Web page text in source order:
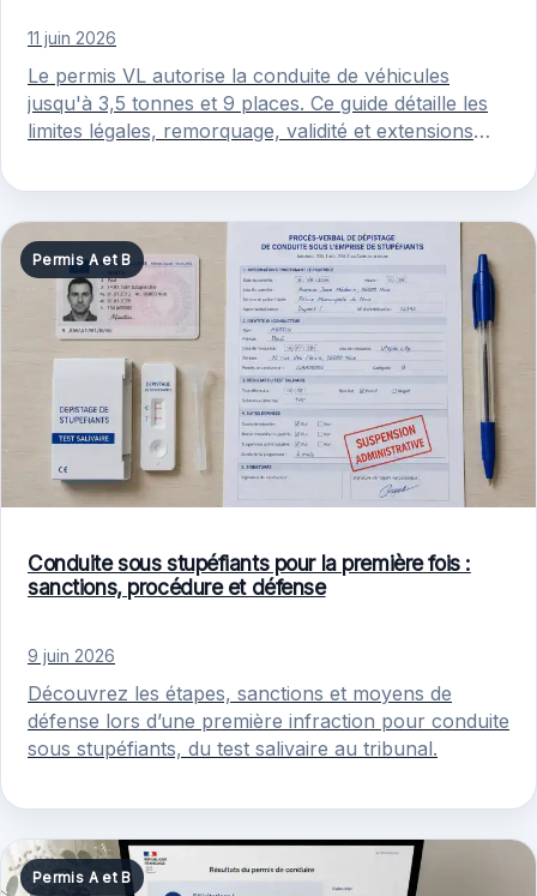
11 juin 2026
Le permis VL autorise la conduite de véhicules
jusqu'à 3,5 tonnes et 9 places. Ce guide détaille les
limites légales, remorquage, validité et extensions
Permis A et B
Conduite sous stupéfiants pour la première fois :
sanctions, procédure et défense
9 juin 2026
Découvrez les étapes, sanctions et moyens de
défense lors d’une première infraction pour conduite
sous stupéfiants, du test salivaire au tribunal.
Permis A et B